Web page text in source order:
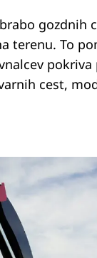
gozdnih
terenu. To
cest,